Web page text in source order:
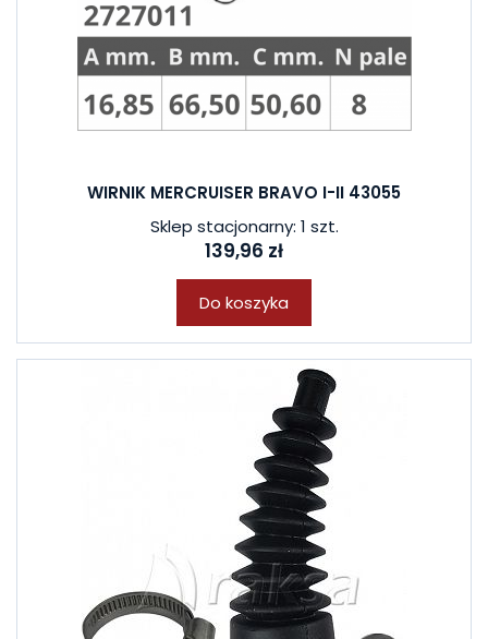
WIRNIK MERCRUISER BRAVO I-II 43055
Sklep stacjonarny: 1 szt.
139,96 zł
Do koszyka